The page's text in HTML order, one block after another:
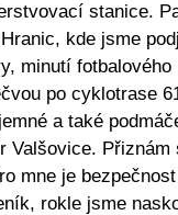
stanice.
kde jsme
minutí fotbalového
po cyklotrase
a také
Valšovice. Přiznám
mne je bezpečnost
rokle jsme